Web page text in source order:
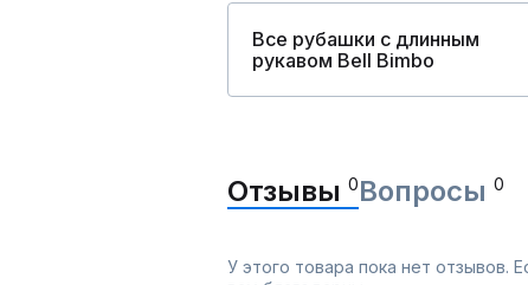
Все рубашки с длинным
рукавом Bell Bimbo
Отзывы 0Вопросы 0
У этого товара пока нет отзывов.